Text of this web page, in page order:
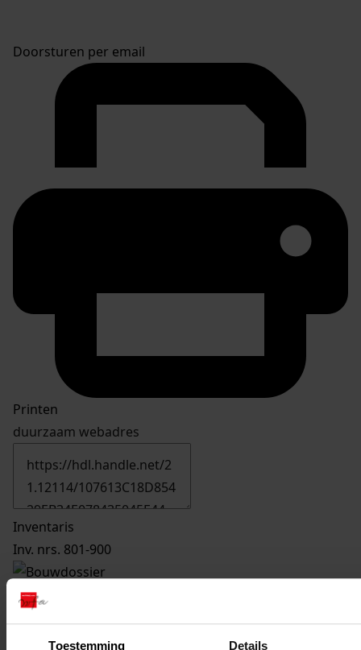
Toestemming Details
Doorsturen per email
Printen
duurzaam webadres
Inventaris
Inv. nrs. 801-900
897Verbouwen van woonhuis, 13-03-1973
13-03-1973